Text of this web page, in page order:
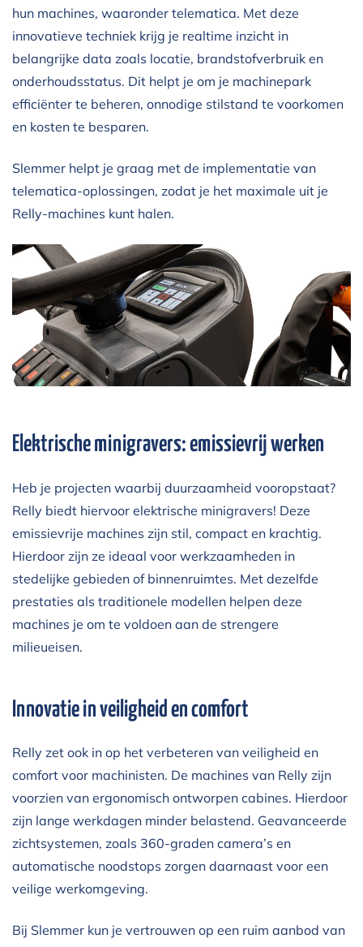
hun machines, waaronder telematica. Met deze
innovatieve techniek krijg je realtime inzicht in
belangrijke data zoals locatie, brandstofverbruik en
onderhoudsstatus. Dit helpt je om je machinepark
efficiënter te beheren, onnodige stilstand te voorkomen
en kosten te besparen.
Slemmer helpt je graag met de implementatie van
telematica-oplossingen, zodat je het maximale uit je
Relly-machines kunt halen.
Elektrische minigravers: emissievrij werken
Heb je projecten waarbij duurzaamheid vooropstaat?
Relly biedt hiervoor elektrische minigravers! Deze
emissievrije machines zijn stil, compact en krachtig.
Hierdoor zijn ze ideaal voor werkzaamheden in
stedelijke gebieden of binnenruimtes. Met dezelfde
prestaties als traditionele modellen helpen deze
machines je om te voldoen aan de strengere
milieueisen.
Innovatie in veiligheid en comfort
Relly zet ook in op het verbeteren van veiligheid en
comfort voor machinisten. De machines van Relly zijn
voorzien van ergonomisch ontworpen cabines. Hierdoor
zijn lange werkdagen minder belastend. Geavanceerde
zichtsystemen, zoals 360-graden camera’s en
automatische noodstops zorgen daarnaast voor een
veilige werkomgeving.
Bij Slemmer kun je vertrouwen op een ruim aanbod van